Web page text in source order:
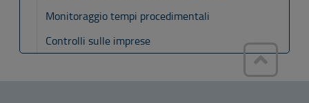
Monitoraggio tempi procedimentali
Controlli sulle imprese